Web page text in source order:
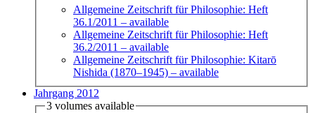
Allgemeine Zeitschrift für Philosophie: Heft
36.1/2011 – available
Allgemeine Zeitschrift für Philosophie: Heft
36.2/2011 – available
Allgemeine Zeitschrift für Philosophie: Kitarō
Nishida (1870–1945) – available
Jahrgang 2012
3 volumes available